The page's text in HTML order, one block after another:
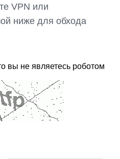
VPN или
ниже для обхода
вы не являетесь роботом